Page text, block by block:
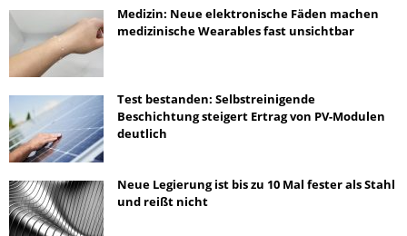
Medizin: Neue elektronische Fäden machen
medizinische Wearables fast unsichtbar
Test bestanden: Selbstreinigende
Beschichtung steigert Ertrag von PV-Modulen
deutlich
Neue Legierung ist bis zu 10 Mal fester als Stahl
und reißt nicht